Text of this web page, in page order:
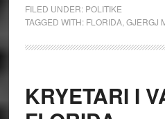
FILED UNDER: POLITIKE
TAGGED WITH: FLORIDA, GJERGJ
KRYETARI I